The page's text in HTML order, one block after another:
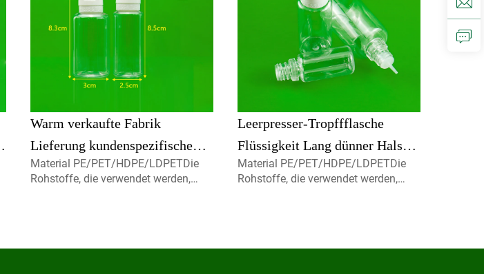
Warm verkaufte Fabrik
Lieferung kundenspezifische
Plastikflasche PET Plastik
Material PE/PET/HDPE/LDPETDie
Rohstoffe, die verwendet werden,
Leerpresser-Tropffflasche
Flüssigkeit Lang dünner Hals
PET Kunststoffflasche
Material PE/PET/HDPE/LDPETDie
Rohstoffe, die verwendet werden,